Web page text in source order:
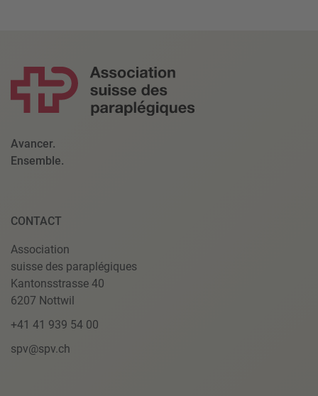
Avancer.
Ensemble.
CONTACT
Association
suisse des paraplégiques
Kantonsstrasse 40
6207 Nottwil
+41 41 939 54 00
spv@spv.ch